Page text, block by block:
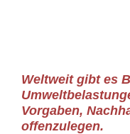
Weltweit gibt es
Vorgaben,
offenzulegen.